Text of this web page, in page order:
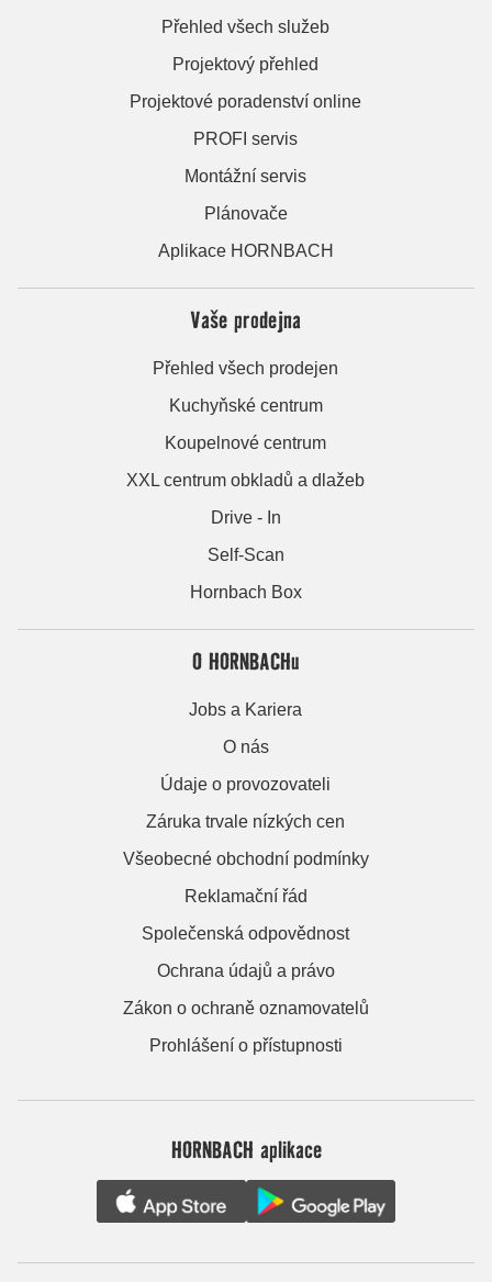
Přehled všech služeb
Projektový přehled
Projektové poradenství online
PROFI servis
Montážní servis
Plánovače
Aplikace HORNBACH
Vaše prodejna
Přehled všech prodejen
Kuchyňské centrum
Koupelnové centrum
XXL centrum obkladů a dlažeb
Drive - In
Self-Scan
Hornbach Box
O HORNBACHu
Jobs a Kariera
O nás
Údaje o provozovateli
Záruka trvale nízkých cen
Všeobecné obchodní podmínky
Reklamační řád
Společenská odpovědnost
Ochrana údajů a právo
Zákon o ochraně oznamovatelů
Prohlášení o přístupnosti
HORNBACH aplikace